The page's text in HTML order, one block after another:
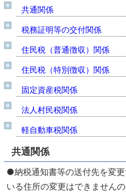
共通関係
税務証明等の交付関係
住民税（普通徴収）関係
住民税（特別徴収）関係
固定資産税関係
法人村民税関係
軽自動車税関係
共通関係
●納税通知書等の送付先を変
いる住所の変更はできません